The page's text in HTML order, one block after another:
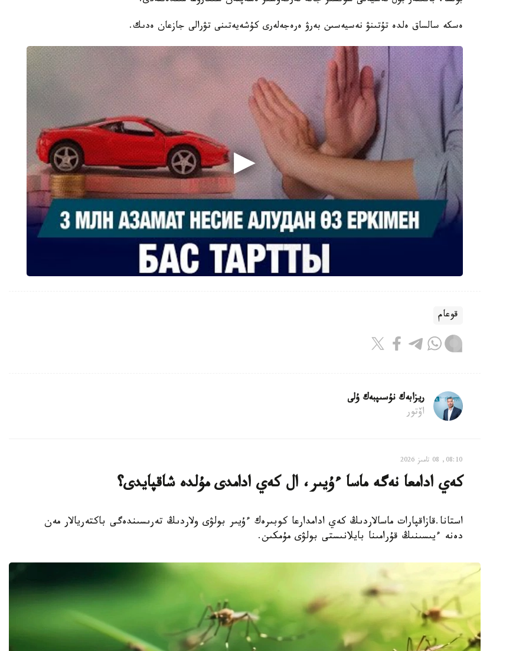
ەسكە سالساق ەلدە تۇتىنۋ نەسيەسىن بەرۋ ەرەجەلەرى كۇشەيەتىنى تۋرالى جازعان ەدىك.
قوعام
ريزابەك نۇسىپبەك ۇلى
اۆتور
08:10, 08 تامىز 2026
كەي ادامعا نەگە ماسا ءۇيىر، ال كەي ادامدى مۇلدە شاقپايدى؟
استانا.قازاقپارات ماسالاردىڭ كەي ادامدارعا كوبىرەك ءۇيىر بولۋى ولاردىڭ تەرىسىندەگى باكتەريالار مەن
دەنە ءيىسىنىڭ قۇرامىنا بايلانىستى بولۋى مۇمكىن.